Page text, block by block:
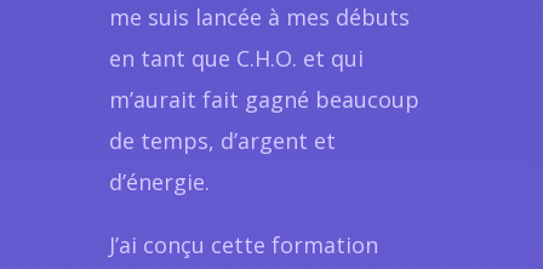
me suis lancée à mes débuts
en tant que C.H.O. et qui
m’aurait fait gagné beaucoup
de temps, d’argent et
d’énergie.
J’ai conçu cette formation